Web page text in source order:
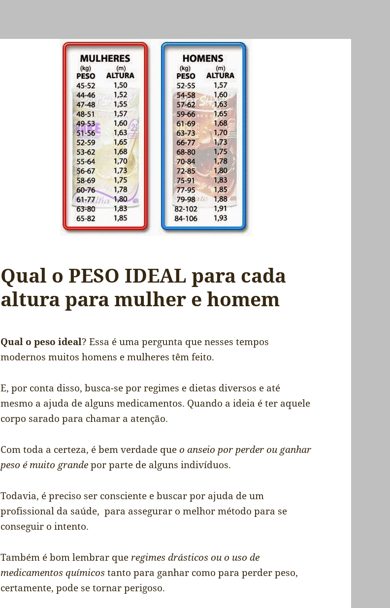
Qual o PESO IDEAL para cada
altura para mulher e homem
Qual o peso ideal? Essa é uma pergunta que nesses tempos
modernos muitos homens e mulheres têm feito.
E, por conta disso, busca-se por regimes e dietas diversos e até
mesmo a ajuda de alguns medicamentos. Quando a ideia é ter aquele
corpo sarado para chamar a atenção.
Com toda a certeza, é bem verdade queo anseio por perder ou ganhar
peso é muito grandepor parte de alguns indivíduos.
Todavia, é preciso ser consciente e buscar por ajuda de um
profissional da saúde, para assegurar o melhor método para se
conseguir o intento.
Também é bom lembrar que regimes drásticos ou o uso de
medicamentos químicostanto para ganhar como para perder peso,
certamente, pode se tornar perigoso.